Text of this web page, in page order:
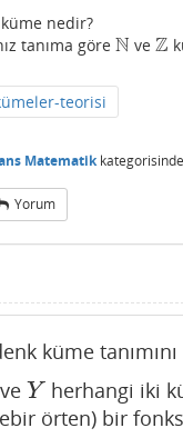
nedir?
tanıma göre N
N ve Z
Z
teorisi
Matematikkategorisinde
Yorum
küme tanımını
veY
Y herhangi iki
örten) bir